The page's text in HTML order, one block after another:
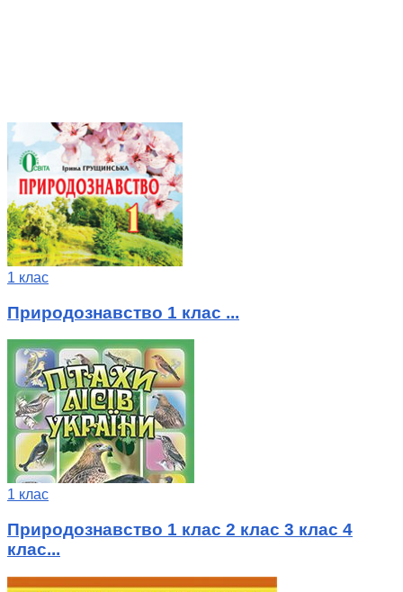
1 клас
Природознавство 1 клас ...
1 клас
Природознавство 1 клас 2 клас 3 клас 4
клас...